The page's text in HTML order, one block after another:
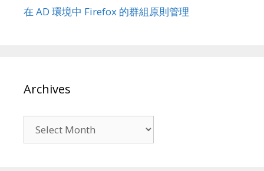
在 AD 環境中 Firefox 的群組原則管理
Archives